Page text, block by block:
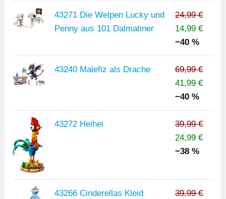
43271 Die Welpen Lucky und
Penny aus 101 Dalmatiner
24,99 €
14,99 €
−40 %
43240 Malefiz als Drache
69,99 €
41,99 €
−40 %
43272 Heihei
39,99 €
24,99 €
−38 %
43266 Cinderellas Kleid
39,99 €